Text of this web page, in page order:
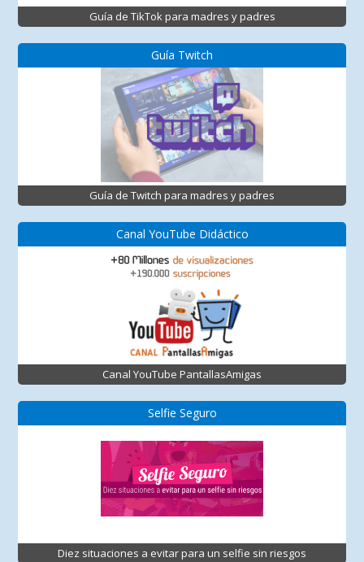
Guía de TikTok para madres y padres
Guía Twitch
Guía de Twitch para madres y padres
Canal YouTube Didáctico
Canal YouTube PantallasAmigas
Selfie Seguro
Diez situaciones a evitar para un selfie sin riesgos